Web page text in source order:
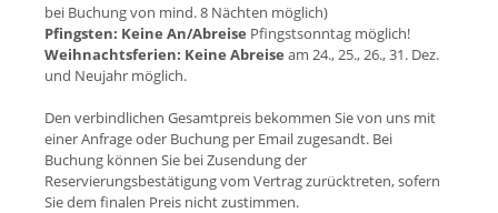
bei Buchung von mind. 8 Nächten möglich)
Pfingsten: Keine An/Abreise Pfingstsonntag möglich!
Weihnachtsferien: Keine Abreise am 24., 25., 26., 31. Dez.
und Neujahr möglich.
Den verbindlichen Gesamtpreis bekommen Sie von uns mit
einer Anfrage oder Buchung per Email zugesandt. Bei
Buchung können Sie bei Zusendung der
Reservierungsbestätigung vom Vertrag zurücktreten, sofern
Sie dem finalen Preis nicht zustimmen.